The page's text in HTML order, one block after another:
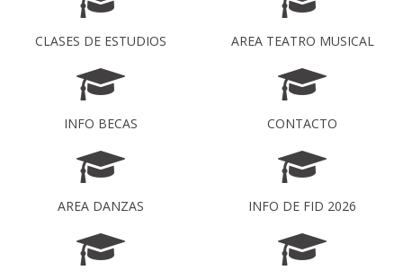
CLASES DE ESTUDIOS AREA TEATRO MUSICAL
INFO BECAS CONTACTO
AREA DANZAS INFO DE FID 2026